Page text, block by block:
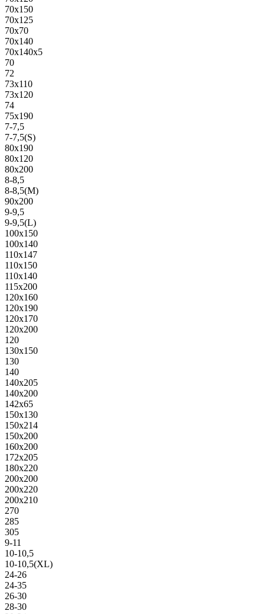
70х150
70х125
70х70
70х140
70х140х5
70
72
73х110
73х120
74
75х190
7-7,5
7-7,5(S)
80х190
80х120
80х200
8-8,5
8-8,5(M)
90х200
9-9,5
9-9,5(L)
100х150
100х140
110х147
110х150
110х140
115х200
120х160
120х190
120х170
120х200
120
130х150
130
140
140х205
140х200
142х65
150х130
150х214
150х200
160х200
172х205
180х220
200х200
200х220
200х210
270
285
305
9-11
10-10,5
10-10,5(XL)
24-26
24-35
26-30
28-30